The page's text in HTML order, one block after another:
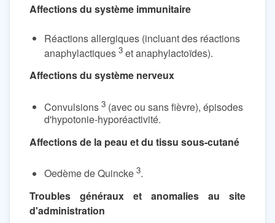
Affections du système immunitaire
Réactions allergiques (incluant des réactions
anaphylactiques 3 et anaphylactoïdes).
Affections du système nerveux
Convulsions 3 (avec ou sans fièvre), épisodes
d'hypotonie-hyporéactivité.
Affections de la peau et du tissu sous-cutané
Oedème de Quincke 3.
Troubles généraux et anomalies au site
d'administration